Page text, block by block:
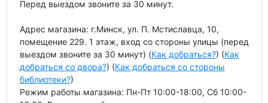
Перед выездом звоните за 30 минут.
Адрес магазина: г.Минск, ул. П. Мстиславца, 10,
помещение 229. 1 этаж, вход со стороны улицы (перед
выездом звоните за 30 минут) (Как добраться?) (Как
добраться со двора?) (Как добраться со стороны
библиотеки?)
Режим работы магазина: Пн-Пт 10:00-18:00, Сб 10:00-